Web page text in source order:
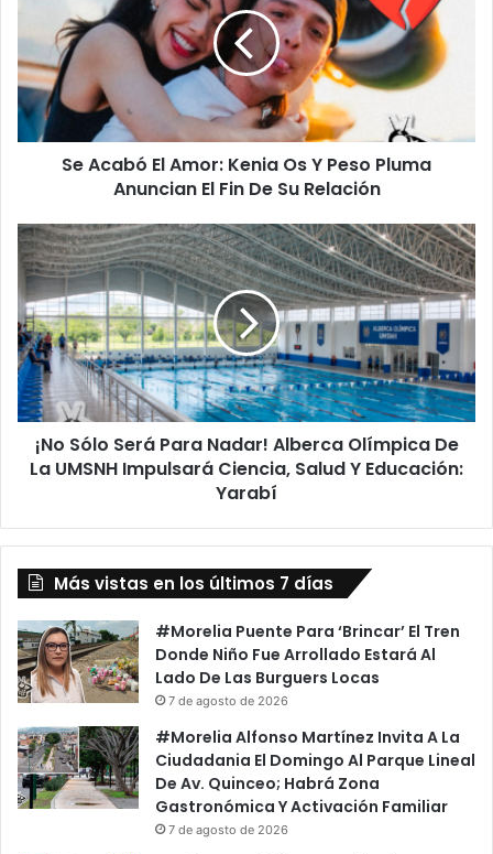
Kenia
Os
Y
Peso
Pluma
Anuncian
De
Su
Relación
Se Acabó El Amor: Kenia Os Y Peso Pluma
Anuncian El Fin De Su Relación
¡No
Sólo
Será
Para
Nadar!
Alberca
Olímpica
De
La
UMSNH
Impulsará
Y
Yarabí
¡No Sólo Será Para Nadar! Alberca Olímpica De
La UMSNH Impulsará Ciencia, Salud Y Educación:
Yarabí
Más vistas en los últimos 7 días
#Morelia Puente Para ‘Brincar’ El Tren
Donde Niño Fue Arrollado Estará Al
Lado De Las Burguers Locas
7 de agosto de 2026
#Morelia Alfonso Martínez Invita A La
Ciudadania El Domingo Al Parque Lineal
De Av. Quinceo; Habrá Zona
Gastronómica Y Activación Familiar
7 de agosto de 2026